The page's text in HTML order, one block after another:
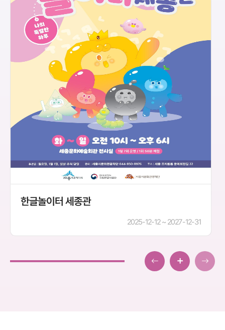
한글놀이터 세종관
2025-12-12 ~ 2027-12-31